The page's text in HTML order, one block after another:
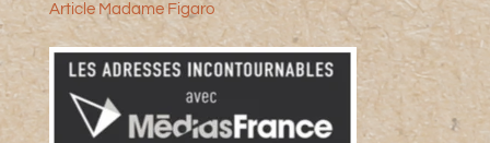
Article Madame Figaro